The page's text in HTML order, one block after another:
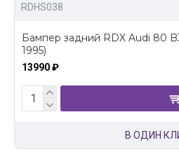
RDHS038
Бампер задний RDX Audi 80
1995)
13990 ₽
В ОДИН